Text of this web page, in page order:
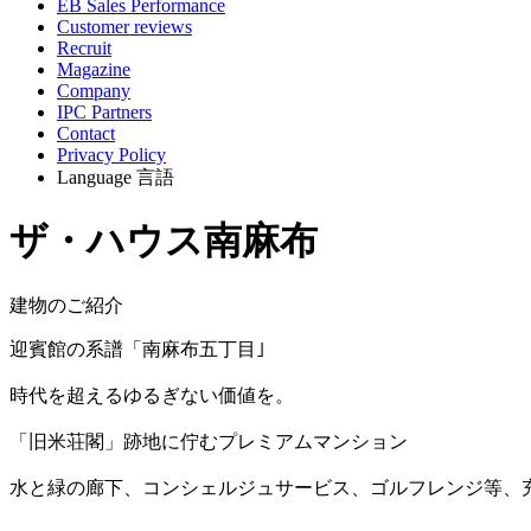
EB Sales Performance
Customer reviews
Recruit
Magazine
Company
IPC Partners
Contact
Privacy Policy
Language 言語
ザ・ハウス南麻布
建物のご紹介
迎賓館の系譜「南麻布五丁目｣
時代を超えるゆるぎない価値を。
「旧米荘閣」跡地に佇むプレミアムマンション
水と緑の廊下、コンシェルジュサービス、ゴルフレンジ等、